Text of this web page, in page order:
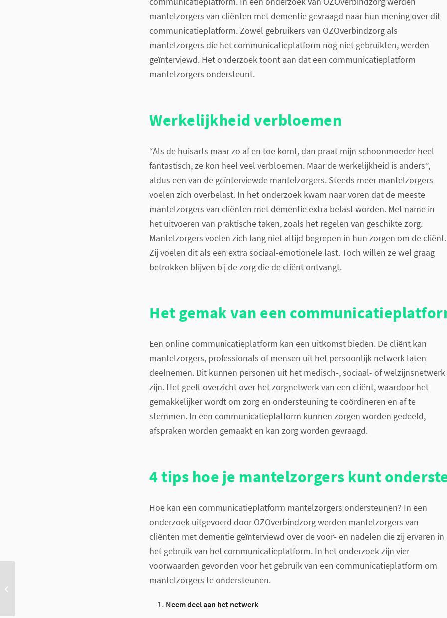
mantelzorgers van cliënten met dementie gevraagd naar hun mening over dit
communicatieplatform. Zowel gebruikers van OZOverbindzorg als
mantelzorgers die het communicatieplatform nog niet gebruikten, werden
geïnterviewd. Het onderzoek toont aan dat een communicatieplatform
mantelzorgers ondersteunt.
Werkelijkheid verbloemen
“Als de huisarts maar zo af en toe komt, dan praat mijn schoonmoeder heel
fantastisch, ze kon heel veel verbloemen. Maar de werkelijkheid is anders”,
aldus een van de geïnterviewde mantelzorgers. Steeds meer mantelzorgers
voelen zich overbelast. In het onderzoek kwam naar voren dat de meeste
mantelzorgers van cliënten met dementie extra belast worden. Met name in
het uitvoeren van praktische taken, zoals het regelen van geschikte zorg.
Mantelzorgers voelen zich lang niet altijd begrepen in hun zorgen om de cliënt.
Zij voelen dit als een extra sociaal-emotionele last. Toch willen ze wel graag
betrokken blijven bij de zorg die de cliënt ontvangt.
Het gemak van een
Een online communicatieplatform kan een uitkomst bieden. De cliënt kan
mantelzorgers, professionals of mensen uit het persoonlijk netwerk laten
deelnemen. Dit kunnen personen uit het medisch-, sociaal- of welzijnsnetwerk
zijn. Het geeft overzicht over het zorgnetwerk van een cliënt, waardoor het
gemakkelijker wordt om zorg en ondersteuning te coördineren en af te
stemmen. In een communicatieplatform kunnen zorgen worden gedeeld,
afspraken worden gemaakt en kan zorg worden gevraagd.
4 tips hoe je mantelzorgers kunt
Hoe kan een communicatieplatform mantelzorgers ondersteunen? In een
onderzoek uitgevoerd door OZOverbindzorg werden mantelzorgers van
cliënten met dementie geïnterviewd over de voor- en nadelen die zij ervaren in
het gebruik van het communicatieplatform. In het onderzoek zijn vier
voorwaarden gevonden voor het gebruik van een communicatieplatform om
mantelzorgers te ondersteunen.
Neem deel aan het netwerk